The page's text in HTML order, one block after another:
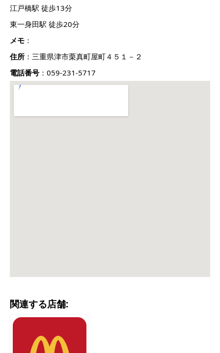
江戸橋駅 徒歩13分
東一身田駅 徒歩20分
メモ ：
住所 ：三重県津市栗真町屋町４５１－２
電話番号 ：059-231-5717
関連する店舗: